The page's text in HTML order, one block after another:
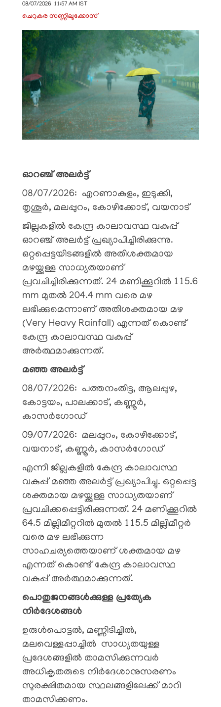
08/07/2026 11:57 AM IST
ചെറുകര സണ്ണിലൂക്കോസ്
ഓറഞ്ച് അലർട്ട്
08/07/2026: എറണാകുളം, ഇടുക്കി,
തൃശൂർ, മലപ്പുറം, കോഴിക്കോട്, വയനാട്
ജില്ലകളിൽ കേന്ദ്ര കാലാവസ്ഥ വകുപ്പ്
ഓറഞ്ച് അലർട്ട് പ്രഖ്യാപിച്ചിരിക്കുന്നു.
ഒറ്റപ്പെട്ടയിടങ്ങളിൽ അതിശക്തമായ
മഴയ്ക്കുള്ള സാധ്യതയാണ്
പ്രവചിച്ചിരിക്കുന്നത്. 24 മണിക്കൂറിൽ 115.6
mm മുതൽ 204.4 mm വരെ മഴ
ലഭിക്കുമെന്നാണ് അതിശക്തമായ മഴ
(Very Heavy Rainfall) എന്നത് കൊണ്ട്
കേന്ദ്ര കാലാവസ്ഥ വകുപ്പ്
അർത്ഥമാക്കുന്നത്.
മഞ്ഞ അലർട്ട്
08/07/2026: പത്തനംതിട്ട, ആലപ്പുഴ,
കോട്ടയം, പാലക്കാട്, കണ്ണൂർ,
കാസർഗോഡ്
09/07/2026: മലപ്പുറം, കോഴിക്കോട്,
വയനാട്, കണ്ണൂർ, കാസർഗോഡ്
എന്നീ ജില്ലകളിൽ കേന്ദ്ര കാലാവസ്ഥ
വകുപ്പ് മഞ്ഞ അലർട്ട് പ്രഖ്യാപിച്ചു. ഒറ്റപ്പെട്ട
ശക്തമായ മഴയ്ക്കുള്ള സാധ്യതയാണ്
പ്രവചിക്കപ്പെട്ടിരിക്കുന്നത്. 24 മണിക്കൂറിൽ
64.5 മില്ലിമീറ്ററിൽ മുതൽ 115.5 മില്ലിമീറ്റർ
വരെ മഴ ലഭിക്കുന്ന
സാഹചര്യത്തെയാണ് ശക്തമായ മഴ
എന്നത് കൊണ്ട് കേന്ദ്ര കാലാവസ്ഥ
വകുപ്പ് അർത്ഥമാക്കുന്നത്.
പൊതുജനങ്ങൾക്കുള്ള പ്രത്യേക
നിർദേശങ്ങൾ
ഉരുൾപൊട്ടൽ, മണ്ണിടിച്ചിൽ,
മലവെള്ളപ്പാച്ചിൽ സാധ്യതയുള്ള
പ്രദേശങ്ങളിൽ താമസിക്കുന്നവർ
അധികൃതരുടെ നിർദേശാനുസരണം
സുരക്ഷിതമായ സ്ഥലങ്ങളിലേക്ക് മാറി
താമസിക്കണം.